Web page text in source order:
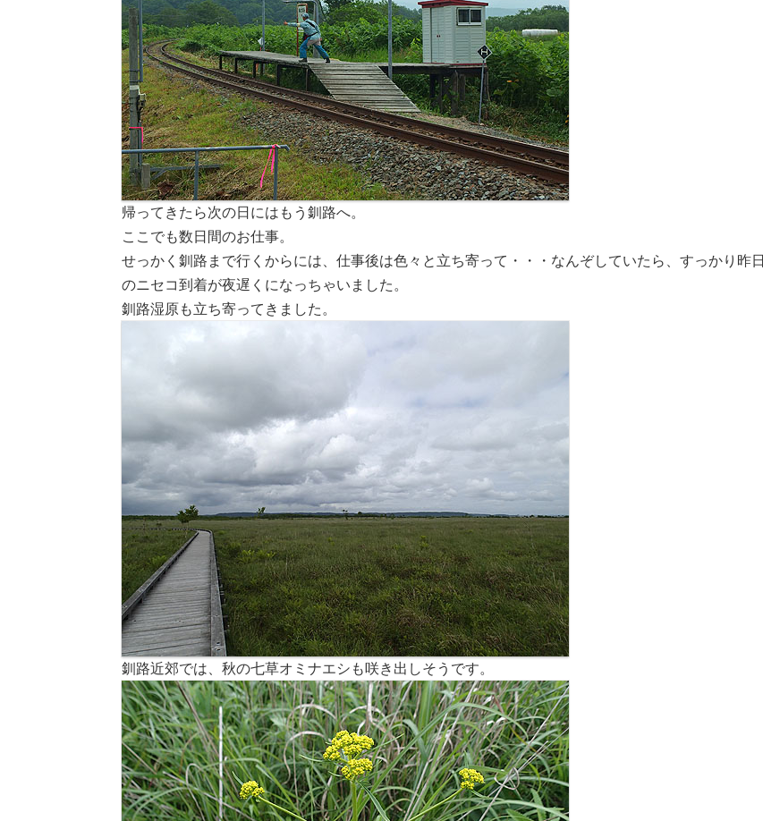
帰ってきたら次の日にはもう釧路へ。
ここでも数日間のお仕事。
せっかく釧路まで行くからには、仕事後は色々と立ち寄って・・・なんぞしていたら、すっかり昨日
のニセコ到着が夜遅くになっちゃいました。
釧路湿原も立ち寄ってきました。
釧路近郊では、秋の七草オミナエシも咲き出しそうです。